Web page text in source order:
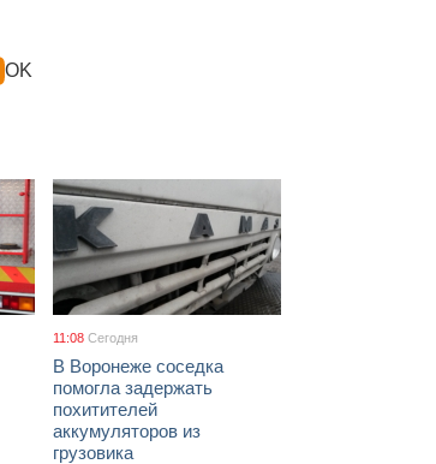
OK
11:08 Сегодня
В Воронеже соседка
помогла задержать
похитителей
аккумуляторов из
грузовика